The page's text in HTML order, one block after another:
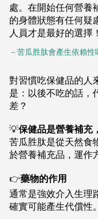
處。在開始任何營養
的身體狀態有任何疑
人員才是最好的選擇！
－苦瓜胜肽會產生依賴性
對習慣吃保健品的人
是：以後不吃的話，
差？
💡保健品是營養補充
苦瓜胜肽是從天然食
於營養補充品，運作
👉藥物的作用
通常是強效介入生理
確實可能產生代償性。